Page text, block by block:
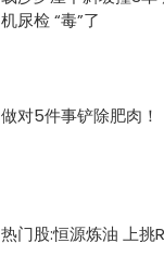
机尿检 “毒”了
做对5件事铲除肥肉！
热门股:恒源炼油 上挑